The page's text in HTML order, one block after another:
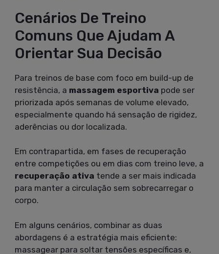
Cenários De Treino
Comuns Que Ajudam A
Orientar Sua Decisão
Para treinos de base com foco em build-up de
resistência, a massagem esportiva pode ser
priorizada após semanas de volume elevado,
especialmente quando há sensação de rigidez,
aderências ou dor localizada.
Em contrapartida, em fases de recuperação
entre competições ou em dias com treino leve, a
recuperação ativa tende a ser mais indicada
para manter a circulação sem sobrecarregar o
corpo.
Em alguns cenários, combinar as duas
abordagens é a estratégia mais eficiente:
massagear para soltar tensões específicas e,